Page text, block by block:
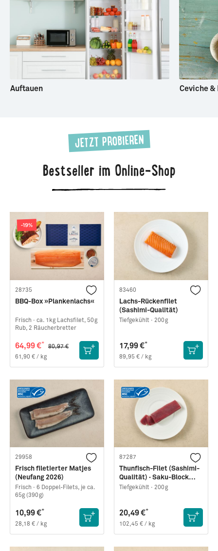
Auftauen Ceviche &
JETZT PROBIEREN
Bestseller im Online-Shop
-19%
28735
BBQ-Box »Plankenlachs«
Frisch · ca. 1kg Lachsfilet, 50g
Rub, 2 Räucherbretter
64,99 €*
80,97 €
61,90 € / kg
83460
Lachs-Rückenfilet
(Sashimi-Qualität)
Tiefgekühlt · 200g
17,99 €*
89,95 € / kg
29958
Frisch filetierter Matjes
(Neufang 2026)
Frisch · 6 Doppel-Filets, je ca.
65g (390g)
10,99 €*
28,18 € / kg
87287
Thunfisch-Filet (Sashimi-
Qualität) · Saku-Block
AAA Grade
Tiefgekühlt · 200g
20,49 €*
102,45 € / kg